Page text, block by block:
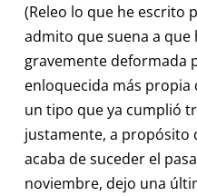
(Releo lo que he escrito
admito que suena a que
gravemente deformada
enloquecida más propia
un tipo que ya cumplió
justamente, a propósito
acaba de suceder el
noviembre, dejo una